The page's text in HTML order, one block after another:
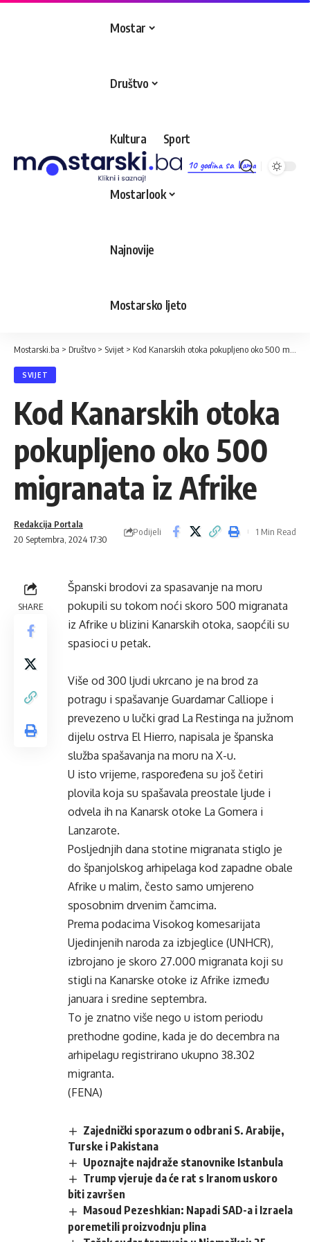
10 godina sa Vama
Mostar
Društvo
Kultura Sport
Mostarlook
Najnovije
Mostarsko ljeto
Mostarski.ba > Društvo > Svijet > Kod Kanarskih otoka pokupljeno oko 500 migranata iz Afrike
SVIJET
Kod Kanarskih otoka
pokupljeno oko 500
migranata iz Afrike
20 Septembra, 2024 17:30
Redakcija Portala
Podijeli 1 Min Read
SHARE
Španski brodovi za spasavanje na moru
pokupili su tokom noći skoro 500 migranata
iz Afrike u blizini Kanarskih otoka, saopćili su
spasioci u petak.
Više od 300 ljudi ukrcano je na brod za
potragu i spašavanje Guardamar Calliope i
prevezeno u lučki grad La Restinga na južnom
dijelu ostrva El Hierro, napisala je španska
služba spašavanja na moru na X-u.
U isto vrijeme, raspoređena su još četiri
plovila koja su spašavala preostale ljude i
odvela ih na Kanarsk otoke La Gomera i
Lanzarote.
Posljednjih dana stotine migranata stiglo je
do španjolskog arhipelaga kod zapadne obale
Afrike u malim, često samo umjereno
sposobnim drvenim čamcima.
Prema podacima Visokog komesarijata
Ujedinjenih naroda za izbjeglice (UNHCR),
izbrojano je skoro 27.000 migranata koji su
stigli na Kanarske otoke iz Afrike između
januara i sredine septembra.
To je znatno više nego u istom periodu
prethodne godine, kada je do decembra na
arhipelagu registrirano ukupno 38.302
migranta.
(FENA)
Zajednički sporazum o odbrani S. Arabije,
Turske i Pakistana
Upoznajte najdraže stanovnike Istanbula
Trump vjeruje da će rat s Iranom uskoro
biti završen
Masoud Pezeshkian: Napadi SAD-a i Izraela
poremetili proizvodnju plina